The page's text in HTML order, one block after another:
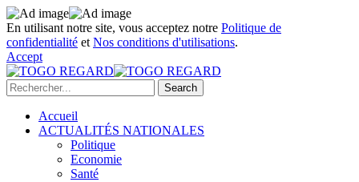
En utilisant notre site, vous acceptez notre Politique de
confidentialité et Nos conditions d'utilisations.
Accept
Accueil
ACTUALITÉS NATIONALES
Politique
Economie
Santé